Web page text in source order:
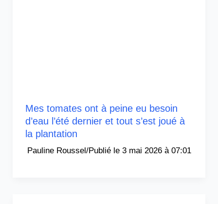
Mes tomates ont à peine eu besoin
d’eau l’été dernier et tout s’est joué à
la plantation
Pauline Roussel/ 3 mai 2026 à 07:01